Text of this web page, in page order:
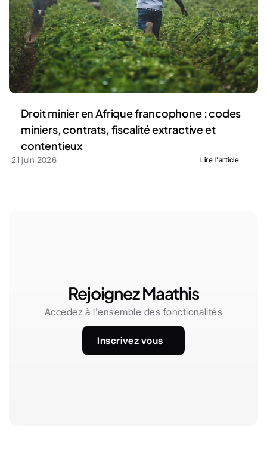
Droit minier en Afrique francophone : codes
miniers, contrats, fiscalité extractive et
contentieux
21 juin 2026 Lire l'article
Rejoignez Maathis
Accedez à l'ensemble des fonctionalités
Inscrivez vous